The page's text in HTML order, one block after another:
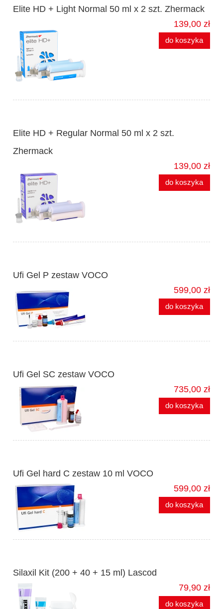
Elite HD + Light Normal 50 ml x 2 szt. Zhermack
139,00 zł
do koszyka
Elite HD + Regular Normal 50 ml x 2 szt.
Zhermack
139,00 zł
do koszyka
Ufi Gel P zestaw VOCO
599,00 zł
do koszyka
Ufi Gel SC zestaw VOCO
735,00 zł
do koszyka
Ufi Gel hard C zestaw 10 ml VOCO
599,00 zł
do koszyka
Silaxil Kit (200 + 40 + 15 ml) Lascod
79,90 zł
do koszyka